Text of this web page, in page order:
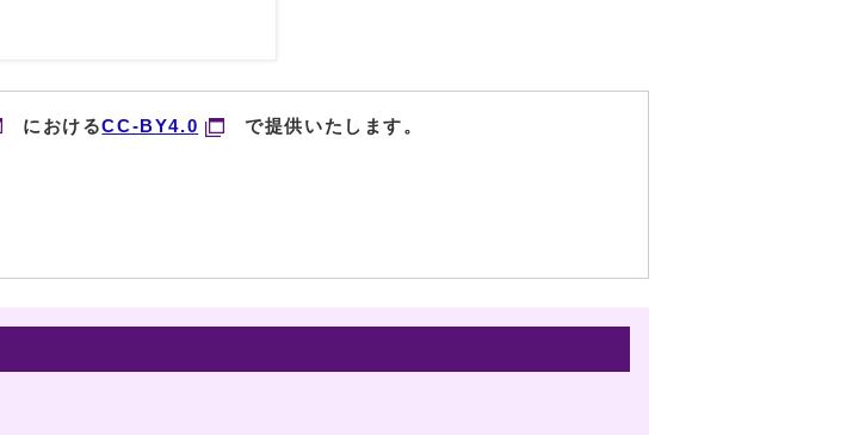
におけるCC-BY4.0 で提供いたします。